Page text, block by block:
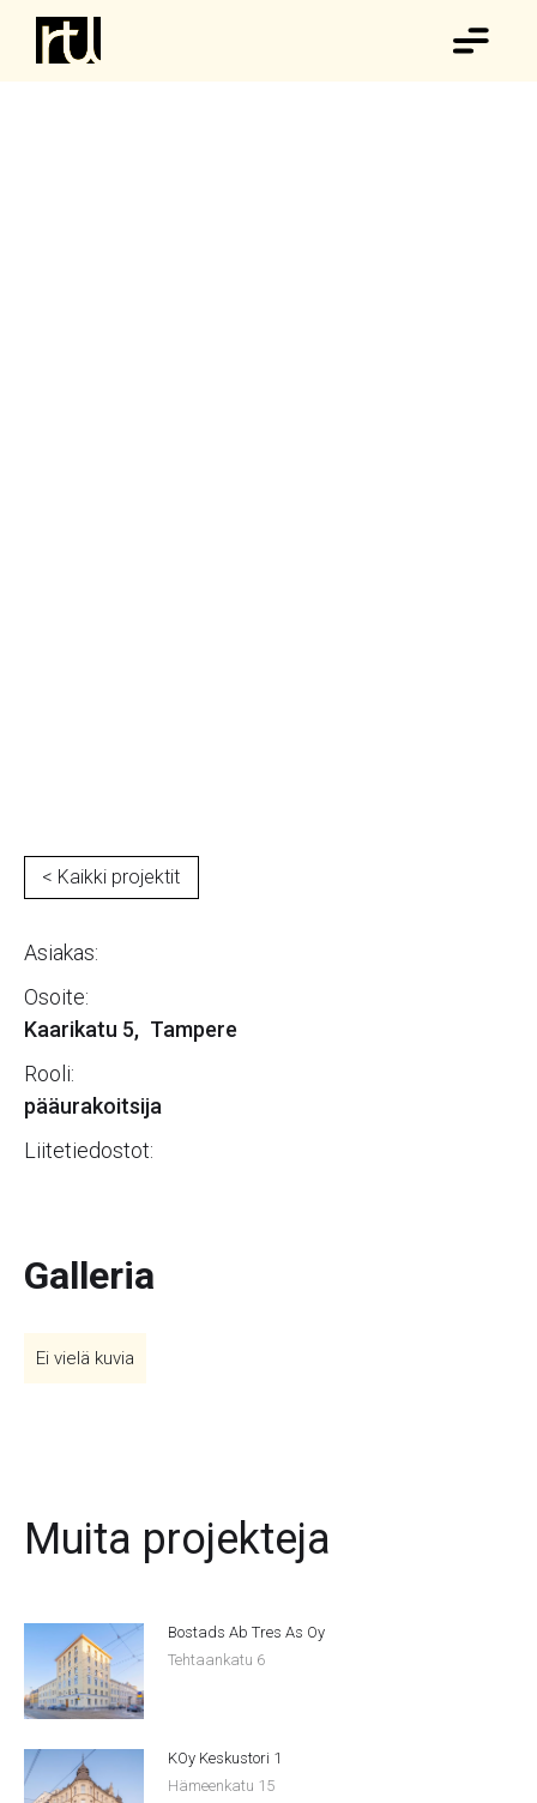
< Kaikki projektit
Asiakas:
Osoite:
Kaarikatu 5, Tampere
Rooli:
pääurakoitsija
Liitetiedostot:
Galleria
Ei vielä kuvia
Muita projekteja
Bostads Ab Tres As Oy
Tehtaankatu 6
KOy Keskustori 1
Hämeenkatu 15